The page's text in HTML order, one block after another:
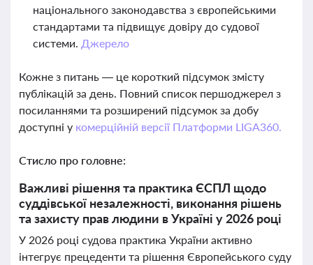
національного законодавства з європейськими
стандартами та підвищує довіру до судової
системи. Джерело
Кожне з питань — це короткий підсумок змісту
публікацій за день. Повний список першоджерел з
посиланнями та розширений підсумок за добу
доступні у комерційній версії Платформи LIGA360.
Стисло про головне:
Важливі рішення та практика ЄСПЛ щодо
суддівської незалежності, виконання рішень
та захисту прав людини в Україні у 2026 році
У 2026 році судова практика України активно
інтегрує прецеденти та рішення Європейського суду